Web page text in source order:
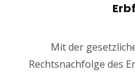
Mit der
Rechtsnachfolge des